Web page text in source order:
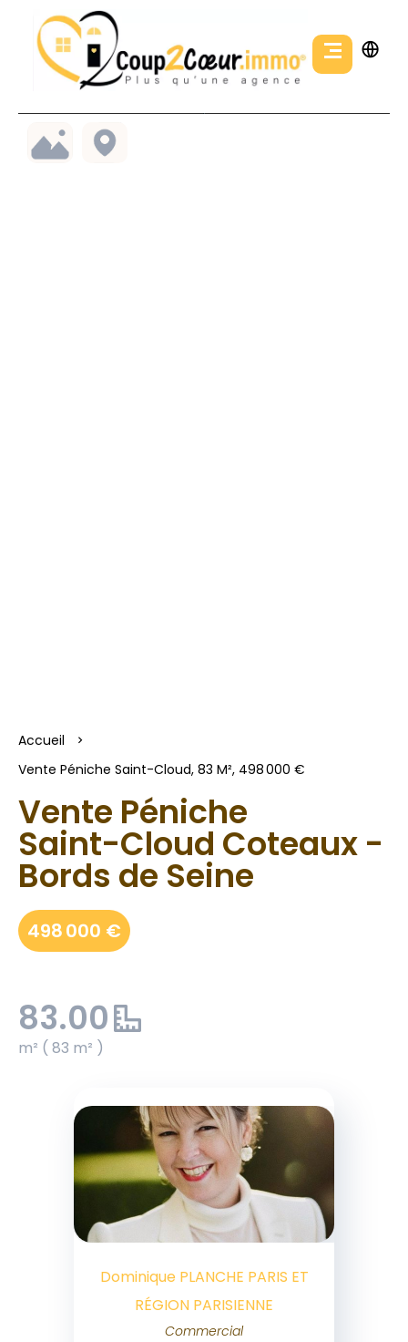
Accueil
Vente Péniche Saint-Cloud, 83 M², 498 000 €
Vente Péniche
Saint-Cloud Coteaux -
Bords de Seine
498 000 €
83.00
m² ( 83 m² )
Dominique PLANCHE PARIS ET
RÉGION PARISIENNE
Commercial